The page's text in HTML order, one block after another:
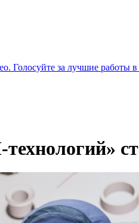
Голосуйте за лучшие